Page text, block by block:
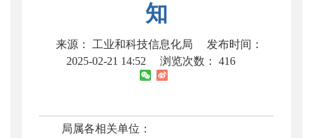
知
来源： 工业和科技信息化局
发布时间：
2025-02-21 14:52
浏览次数： 416
局属各相关单位：